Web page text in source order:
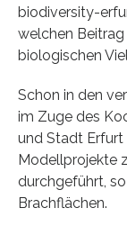
biodiversity-
welchen
biologischen
Schon in den
im Zuge des
und Stadt Erfurt
Modellprojekte
durchgeführt,
Brachflächen.